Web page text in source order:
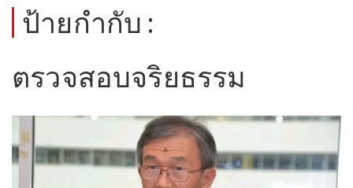
ป้ายกำกับ :
ตรวจสอบจริยธรรม